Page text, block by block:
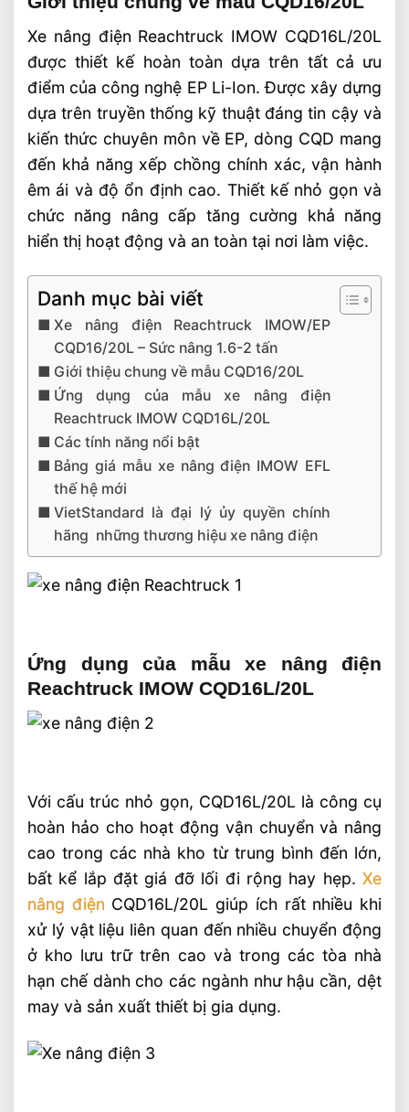
Xe nâng điện Reachtruck IMOW CQD16L/20L
được thiết kế hoàn toàn dựa trên tất cả ưu
điểm của công nghệ EP Li-Ion. Được xây dựng
dựa trên truyền thống kỹ thuật đáng tin cậy và
kiến ​​thức chuyên môn về EP, dòng CQD mang
đến khả năng xếp chồng chính xác, vận hành
êm ái và độ ổn định cao. Thiết kế nhỏ gọn và
chức năng nâng cấp tăng cường khả năng
hiển thị hoạt động và an toàn tại nơi làm việc.
Danh mục bài viết
Xe nâng điện Reachtruck IMOW/EP
CQD16/20L – Sức nâng 1.6-2 tấn
Giới thiệu chung về mẫu CQD16/20L
Ứng dụng của mẫu xe nâng điện
Reachtruck IMOW CQD16L/20L
Các tính năng nổi bật
Bảng giá mẫu xe nâng điện IMOW EFL
thế hệ mới
VietStandard là đại lý ủy quyền chính
hãng những thương hiệu xe nâng điện
Ứng dụng của mẫu xe nâng điện
Reachtruck IMOW CQD16L/20L
Với cấu trúc nhỏ gọn, CQD16L/20L là công cụ
hoàn hảo cho hoạt động vận chuyển và nâng
cao trong các nhà kho từ trung bình đến lớn,
bất kể lắp đặt giá đỡ lối đi rộng hay hẹp. Xe
nâng điện CQD16L/20L giúp ích rất nhiều khi
xử lý vật liệu liên quan đến nhiều chuyển động
ở kho lưu trữ trên cao và trong các tòa nhà
hạn chế dành cho các ngành như hậu cần, dệt
may và sản xuất thiết bị gia dụng.